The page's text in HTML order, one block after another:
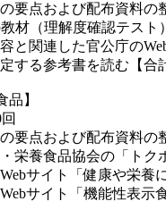
要点および配布資料の
教材（理解度確認テス
と関連した官公庁の
する参考書を読む【合
品】
要点および配布資料の
栄養食品協会の「トク
サイト「健康や栄養
サイト「機能性表示